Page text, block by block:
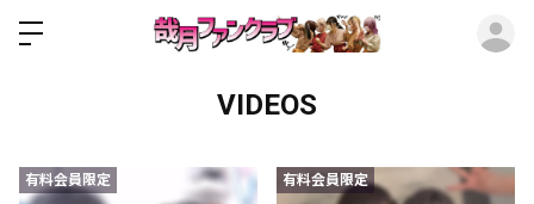
VIDEOS
有料会員限定 有料会員限定